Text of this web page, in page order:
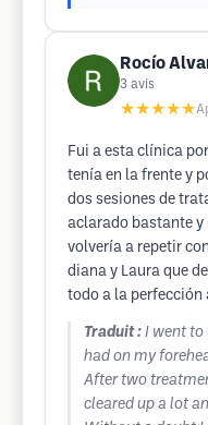
Rocío
3 avis
★★★★★
Fui a esta clínica
tenía en la frente y
dos sesiones de
aclarado bastante y
volvería a repetir
diana y Laura que
todo a la perfección
Traduit : I went to
had on my
After two
cleared up a lot